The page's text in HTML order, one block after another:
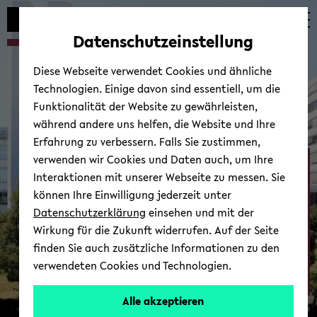
Automatische
vermeiden
zum
wechseln
zum
wechseln
zum
wechseln
Ab­tei­lung Psy­cho­lo­gie
© Uni­ver­si­tät Bie­le­feld
Datenschutzeinstellung
Diese Webseite verwendet Cookies und ähnliche
Technologien. Einige davon sind essentiell, um die
Funktionalität der Website zu gewährleisten,
während andere uns helfen, die Website und Ihre
Erfahrung zu verbessern. Falls Sie zustimmen,
verwenden wir Cookies und Daten auch, um Ihre
Interaktionen mit unserer Webseite zu messen. Sie
können Ihre Einwilligung jederzeit unter
Datenschutzerklärung einsehen und mit der
Wirkung für die Zukunft widerrufen. Auf der Seite
finden Sie auch zusätzliche Informationen zu den
verwendeten Cookies und Technologien.
Alle akzeptieren